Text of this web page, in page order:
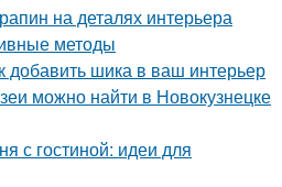
на деталях интерьера
методы
добавить шика в ваш интерьер
можно найти в Новокузнецке
с гостиной: идеи для